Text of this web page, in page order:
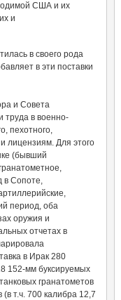
США и их
и
в своего рода
в эти поставки
и Совета
труда в военно-
пехотного,
лицензиям. Для этого
(бывший
в Сопоте,
период, оба
оружия и
отчетах в
в Ирак 280
152-мм буксируемых
гранатометов
т.ч. 700 калибра 12,7